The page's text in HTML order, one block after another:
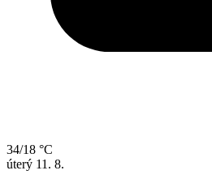
34/18 °C
úterý 11. 8.